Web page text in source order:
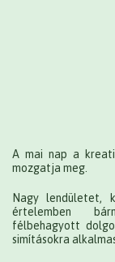
A mai nap a
mozgatja meg.
Nagy lendületet,
értelemben
félbehagyott
simításokra